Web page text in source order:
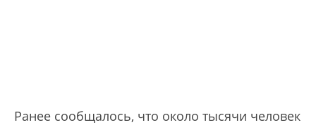
Ранее сообщалось, что около тысячи человек